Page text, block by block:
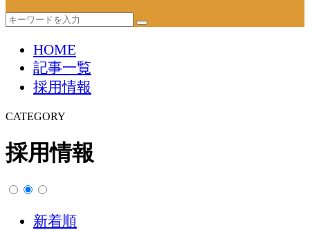
HOME
記事一覧
採用情報
CATEGORY
採用情報
新着順